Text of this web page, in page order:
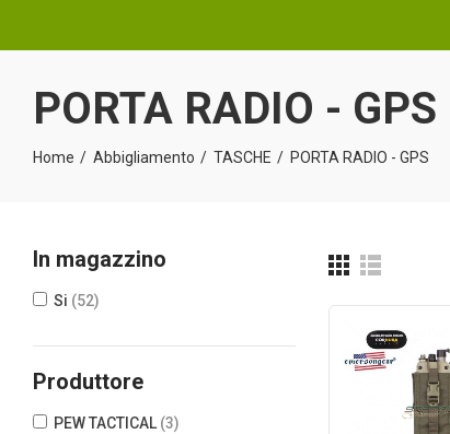
PORTA RADIO - GPS
Home Abbigliamento TASCHE PORTA RADIO - GPS
In magazzino
Si (52)
Produttore
PEW TACTICAL(3)